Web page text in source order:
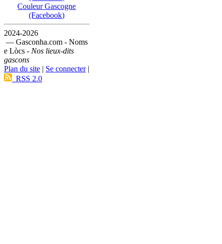
Couleur Gascogne
(Facebook)
2024-2026
— Gasconha.com - Noms
e Lòcs - Nos lieux-dits
gascons
Plan du site | Se connecter|
RSS 2.0